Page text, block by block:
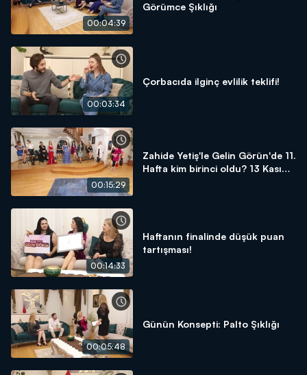
00:04:39
Görümce Şıklığı
00:03:34
Çorbacıda ilginç evlilik teklifi!
00:15:29
Zahide Yetiş'le Gelin Görün'de 11.
Hafta kim birinci oldu? 13 Kasım
00:14:33
Haftanın finalinde düşük puan
tartışması!
00:05:48
Günün Konsepti: Palto Şıklığı